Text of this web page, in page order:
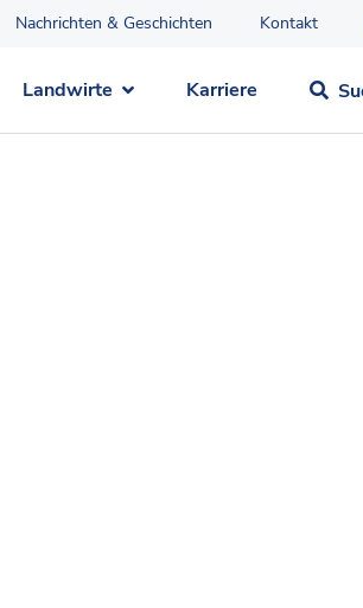
Nachrichten & Geschichten Kontakt
Landwirte Karriere